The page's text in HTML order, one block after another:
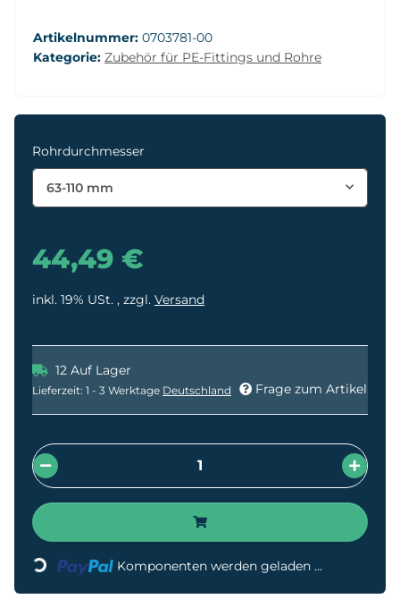
Artikelnummer: 0703781-00
Kategorie: Zubehör für PE-Fittings und Rohre
Rohrdurchmesser
63-110 mm
44,49 €
inkl. 19% USt. , zzgl. Versand
12 Auf Lager
Lieferzeit: 1 - 3 Werktage Deutschland Frage zum Artikel
Loading... Komponenten werden geladen ...